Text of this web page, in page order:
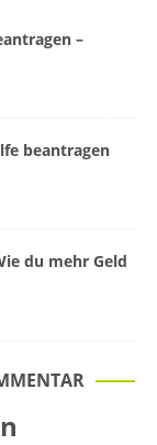
–
beantragen
du mehr Geld